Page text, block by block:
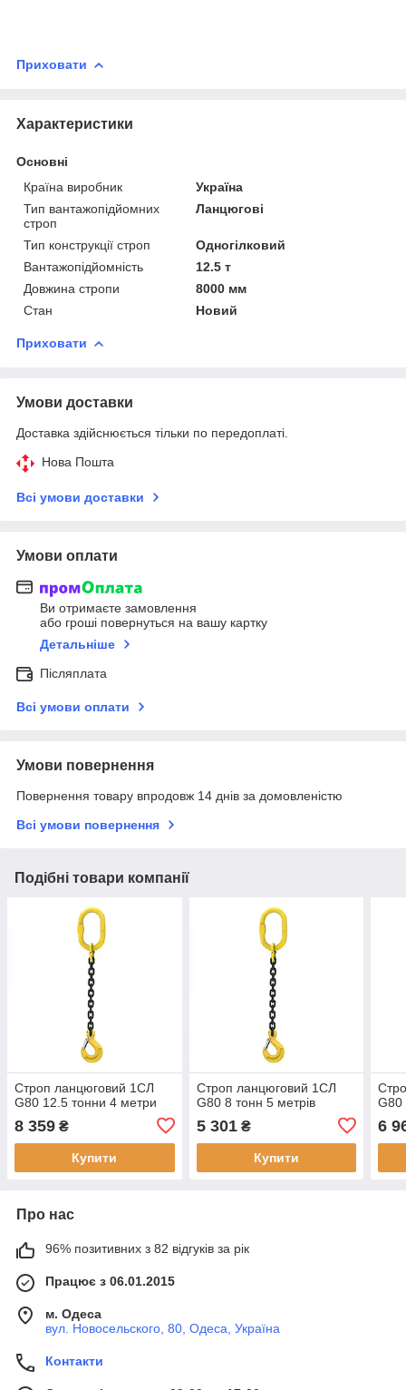
Приховати
Характеристики
Основні
Країна виробник
Україна
Тип вантажопідйомних
строп
Ланцюгові
Тип конструкції строп
Одногілковий
Вантажопідйомність
12.5 т
Довжина стропи
8000 мм
Стан
Новий
Приховати
Умови доставки
Доставка здійснюється тільки по передоплаті.
Нова Пошта
Всі умови доставки
Умови оплати
Ви отримаєте замовлення
або гроші повернуться на вашу картку
Детальніше
Післяплата
Всі умови оплати
Умови повернення
Повернення товару впродовж 14 днів за домовленістю
Всі умови повернення
Подібні товари компанії
Строп ланцюговий 1СЛ
G80 12.5 тонни 4 метри
8 359 ₴
Купити
Строп ланцюговий 1СЛ
G80 8 тонн 5 метрів
5 301₴
Купити
G80
6
Про нас
96% позитивних з 82 відгуків за рік
Працює з 06.01.2015
м. Одеса
вул. Новосельского, 80, Одеса, Україна
Контакти